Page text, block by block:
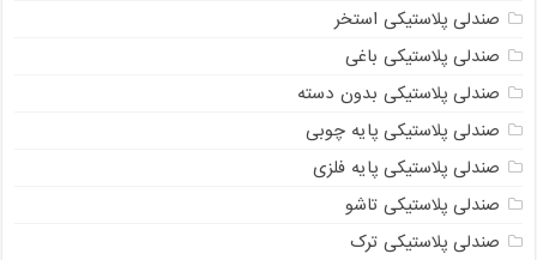
صندلی پلاستیکی استخر
صندلی پلاستیکی باغی
صندلی پلاستیکی بدون دسته
صندلی پلاستیکی پایه چوبی
صندلی پلاستیکی پایه فلزی
صندلی پلاستیکی تاشو
صندلی پلاستیکی ترک